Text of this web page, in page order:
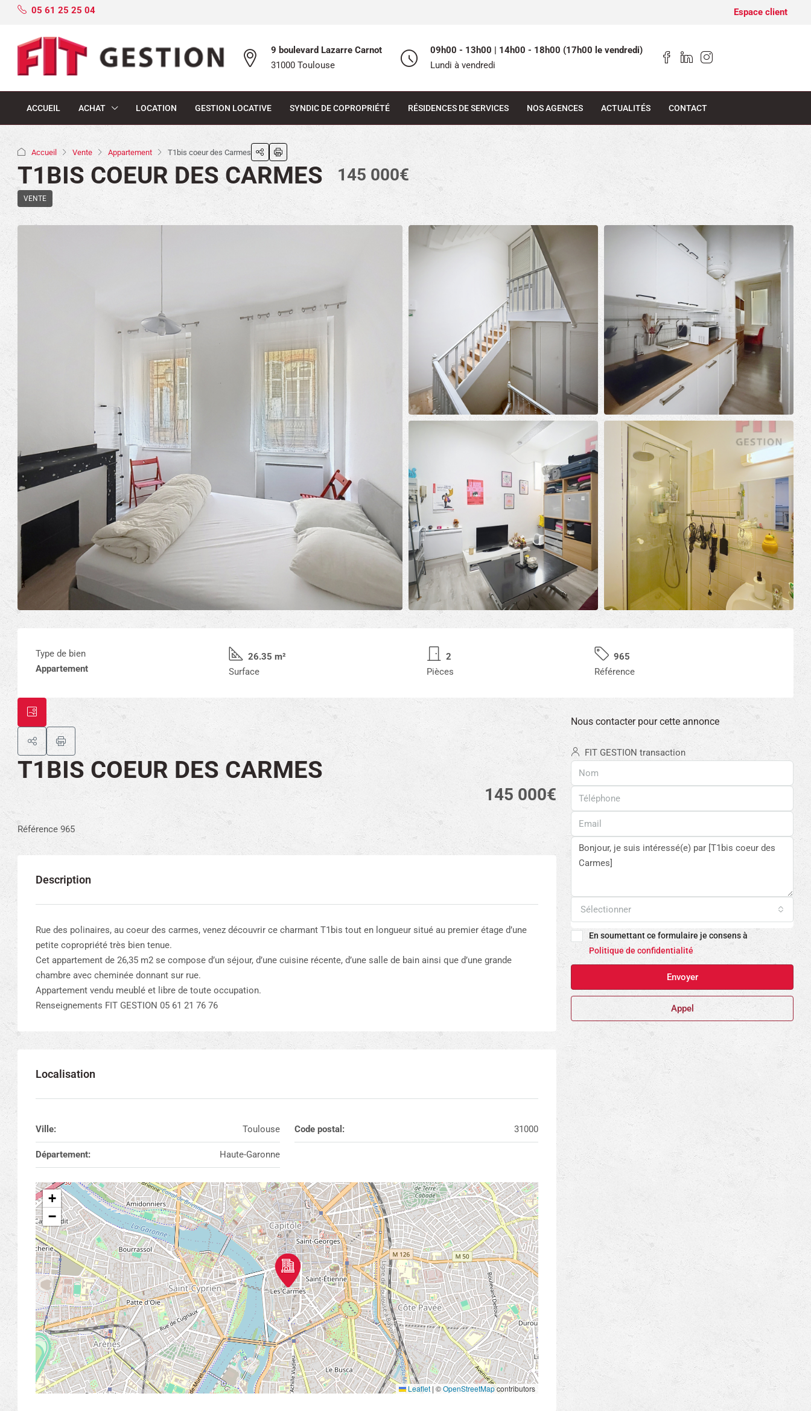
05 61 25 25 04 Espace client
9 boulevard Lazarre Carnot
31000 Toulouse
09h00 - 13h00 | 14h00 - 18h00 (17h00 le vendredi)
Lundi à vendredi
ACCUEIL ACHAT LOCATION GESTION LOCATIVE SYNDIC DE COPROPRIÉTÉ RÉSIDENCES DE SERVICES NOS AGENCES ACTUALITÉS CONTACT
Accueil Vente Appartement T1bis coeur des Carmes
T1BIS COEUR DES CARMES 145 000€
VENTE
Type de bien
Appartement
26.35 m²
Surface
2
Pièces
965
Référence
T1BIS COEUR DES CARMES
145 000€
Référence 965
Description
Rue des polinaires, au coeur des carmes, venez découvrir ce charmant T1bis tout en longueur situé au premier étage d’une
petite copropriété très bien tenue.
Cet appartement de 26,35 m2 se compose d’un séjour, d’une cuisine récente, d’une salle de bain ainsi que d’une grande
chambre avec cheminée donnant sur rue.
Appartement vendu meublé et libre de toute occupation.
Renseignements FIT GESTION 05 61 21 76 76
Localisation
Ville: Toulouse Code postal: 31000
Département: Haute-Garonne
+
−
Leaflet | ©OpenStreetMapcontributors
Nous contacter pour cette annonce
FIT GESTION transaction
Sélectionner
En soumettant ce formulaire je consens à
Politique de confidentialité
Envoyer
Appel